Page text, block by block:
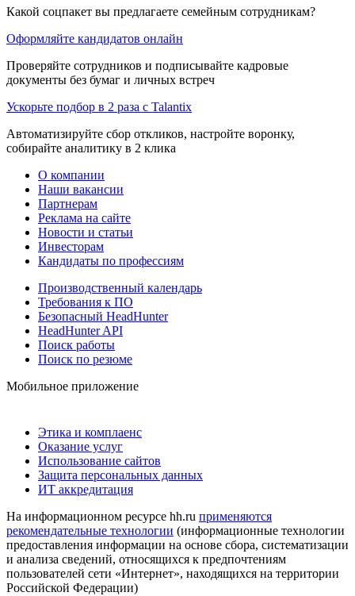
Какой соцпакет вы предлагаете семейным сотрудникам?
Оформляйте кандидатов онлайн
Проверяйте сотрудников и подписывайте кадровые
документы без бумаг и личных встреч
Ускорьте подбор в 2 раза с Talantix
Автоматизируйте сбор откликов, настройте воронку,
собирайте аналитику в 2 клика
О компании
Наши вакансии
Партнерам
Реклама на сайте
Новости и статьи
Инвесторам
Кандидаты по профессиям
Производственный календарь
Требования к ПО
Безопасный HeadHunter
HeadHunter API
Поиск работы
Поиск по резюме
Мобильное приложение
Этика и комплаенс
Оказание услуг
Использование сайтов
Защита персональных данных
ИТ аккредитация
На информационном ресурсе hh.ru применяются
рекомендательные технологии (информационные технологии
предоставления информации на основе сбора, систематизации
и анализа сведений, относящихся к предпочтениям
пользователей сети «Интернет», находящихся на территории
Российской Федерации)